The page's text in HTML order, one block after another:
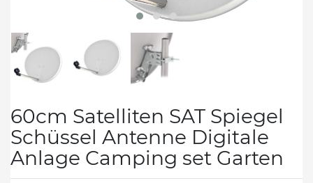
60cm Satelliten SAT Spiegel
Schüssel Antenne Digitale
Anlage Camping set Garten